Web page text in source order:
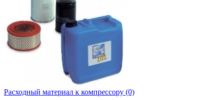
Расходный материал к компрессору (0)